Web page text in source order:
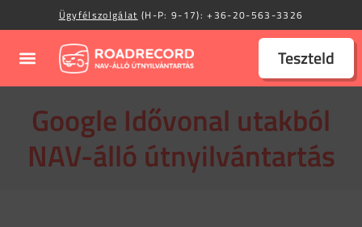
Ügyfélszolgálat (H-P: 9-17):+36-20-563-3326
Teszteld
Google Idővonal utakból
NAV-álló útnyilvántartás